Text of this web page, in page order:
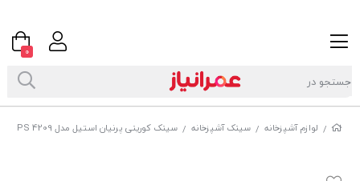
/ لوازم آشپزخانه / سینک آشپزخانه / سینک کورینی پرنیان استیل مدل PS 4209
0